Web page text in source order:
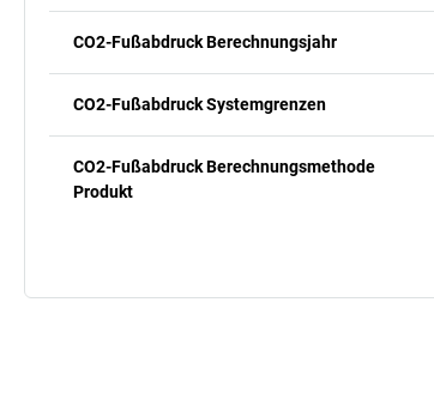
CO2-Fußabdruck Berechnungsjahr
CO2-Fußabdruck Systemgrenzen
CO2-Fußabdruck Berechnungsmethode
Produkt